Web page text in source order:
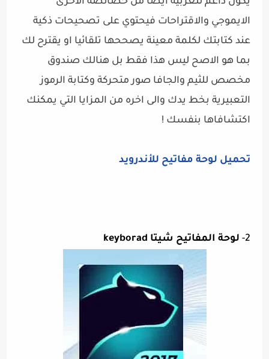
الايموجي والاقتراحات فيحتوي على تصحيحات ذكية
عند كتابتك لكلمة معينة يصححها تلقائيا او يقترح لك
بما هو الاصح ليس هذا فقط بل هنالك صندوق
مخصص للثيم والجافا صور متحركة وكتابة الرموز
التعبيرية بخط يدك والى اخره من المزايا التي يمكنك
اكتشافاها بنفسك !
تحميل لوحة مفاتيح للأندرويد
2- لوحة المفاتيح شيتا keyborad